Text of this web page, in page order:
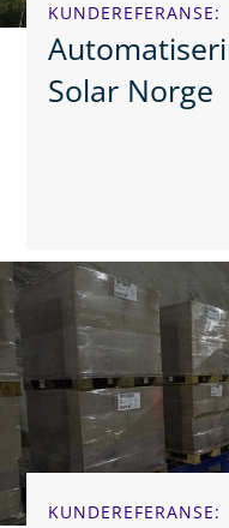
KUNDEREFERANSE
Solar Norge
KUNDEREFERANSE